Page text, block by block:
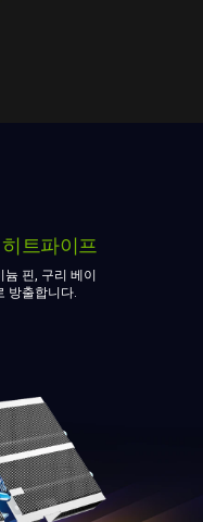
트파이프
핀, 구리 베이
방출합니다.